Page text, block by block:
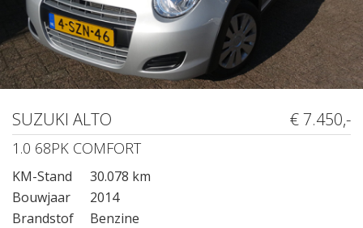
SUZUKI ALTO € 7.450,-
1.0 68PK COMFORT
KM-Stand
30.078 km
Bouwjaar
2014
Brandstof
Benzine